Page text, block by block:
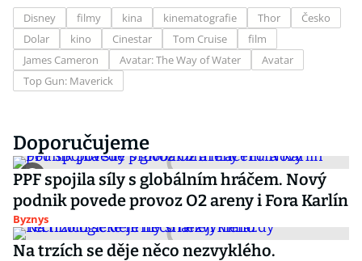
Disney filmy kina kinematografie Thor
Česko
Dolar
kino Cinestar Tom Cruise
film
James Cameron
Avatar: The Way of Water
Avatar
Top Gun: Maverick
Doporučujeme
PPF spojila síly s globálním hráčem. Nový
podnik povede provoz O2 areny i Fora Karlín
Byznys
Na trzích se děje něco nezvyklého.